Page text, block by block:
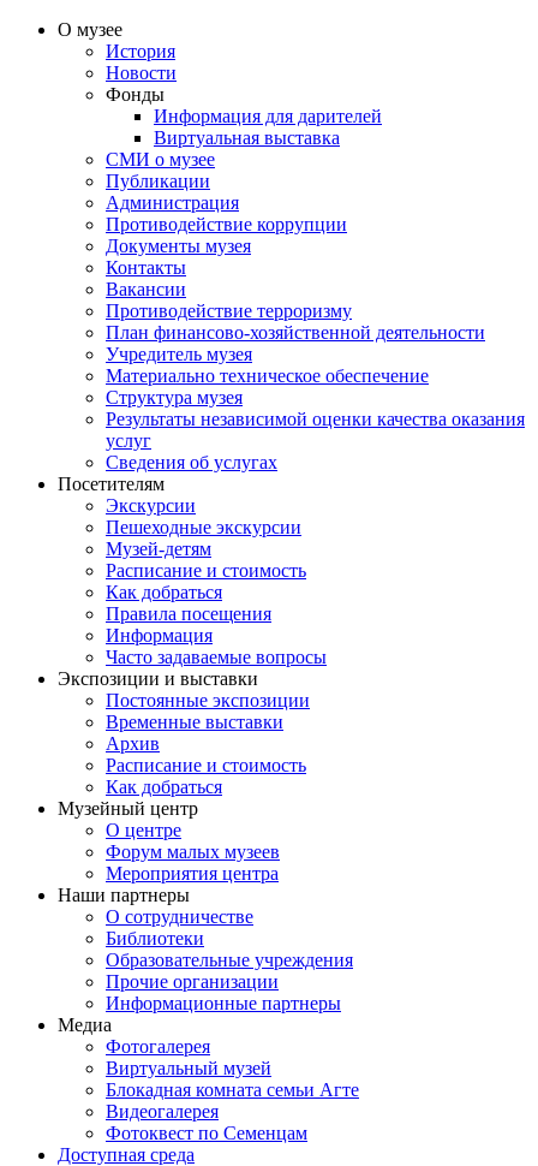
О музее
История
Новости
Фонды
Информация для дарителей
Виртуальная выставка
СМИ о музее
Публикации
Администрация
Противодействие коррупции
Документы музея
Контакты
Вакансии
Противодействие терроризму
План финансово-хозяйственной деятельности
Учредитель музея
Материально техническое обеспечение
Структура музея
Результаты независимой оценки качества оказания
услуг
Сведения об услугах
Посетителям
Экскурсии
Пешеходные экскурсии
Музей-детям
Расписание и стоимость
Как добраться
Правила посещения
Информация
Часто задаваемые вопросы
Экспозиции и выставки
Постоянные экспозиции
Временные выставки
Архив
Расписание и стоимость
Как добраться
Музейный центр
О центре
Форум малых музеев
Мероприятия центра
Наши партнеры
О сотрудничестве
Библиотеки
Образовательные учреждения
Прочие организации
Информационные партнеры
Медиа
Фотогалерея
Виртуальный музей
Блокадная комната семьи Агте
Видеогалерея
Фотоквест по Семенцам
Доступная среда